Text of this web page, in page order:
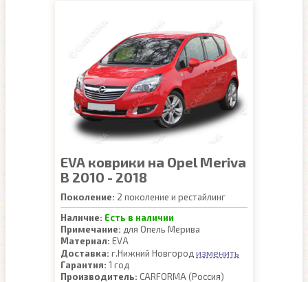
EVA коврики на Opel Meriva
B 2010 - 2018
Поколение: 2 поколение и рестайлинг
Наличие: Есть в наличии
Примечание: для Опель Мерива
Материал: EVA
Доставка: г.Нижний Новгород изменить
Гарантия: 1 год
Производитель: CARFORMA (Россия)